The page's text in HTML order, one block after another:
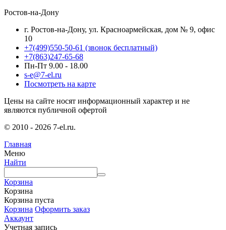
Ростов-на-Дону
г. Ростов-на-Дону, ул. Красноармейская, дом № 9, офис
10
+7(499)550-50-61 (звонок бесплатный)
+7(863)247-65-68
Пн-Пт 9.00 - 18.00
s-e@7-el.ru
Посмотреть на карте
Цены на сайте носят информационный характер и не
являются публичной офертой
© 2010 - 2026 7-el.ru.
Главная
Меню
Найти
Корзина
Корзина
Корзина пуста
Корзина Оформить заказ
Аккаунт
Учетная запись